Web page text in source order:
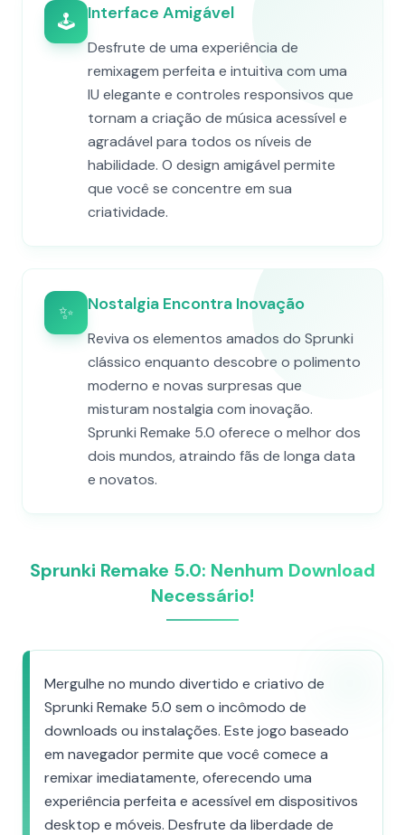
🕹️ Interface Amigável
Desfrute de uma experiência de
remixagem perfeita e intuitiva com uma
IU elegante e controles responsivos que
tornam a criação de música acessível e
agradável para todos os níveis de
habilidade. O design amigável permite
que você se concentre em sua
criatividade.
✨ Nostalgia Encontra Inovação
Reviva os elementos amados do Sprunki
clássico enquanto descobre o polimento
moderno e novas surpresas que
misturam nostalgia com inovação.
Sprunki Remake 5.0 oferece o melhor dos
dois mundos, atraindo fãs de longa data
e novatos.
Sprunki Remake 5.0: Nenhum Download
Necessário!
Mergulhe no mundo divertido e criativo de
Sprunki Remake 5.0 sem o incômodo de
downloads ou instalações. Este jogo baseado
em navegador permite que você comece a
remixar imediatamente, oferecendo uma
experiência perfeita e acessível em dispositivos
desktop e móveis. Desfrute da liberdade de